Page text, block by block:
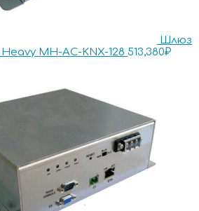
Шлюз
MH-AC-KNX-128 513,380₽